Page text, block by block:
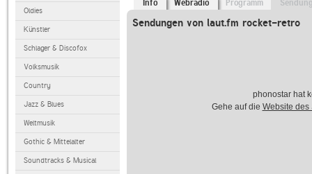
Oldies
Künstler
Schlager & Discofox
Volksmusik
Country
Jazz & Blues
Weltmusik
Gothic & Mittelalter
Soundtracks & Musical
Info Webradio Programm
Sendungen von laut.fm rocket-retro
phonostar hat
Gehe auf die Website des